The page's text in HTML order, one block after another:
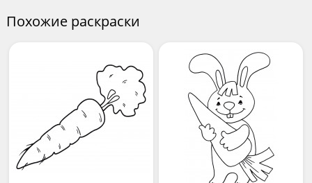
Похожие раскраски